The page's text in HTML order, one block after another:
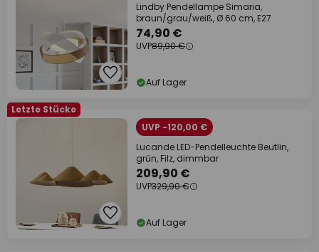
Lindby Pendellampe Simaria,
braun/grau/weiß, Ø 60 cm, E27
74,90 €
UVP89,90 €
Auf Lager
Letzte Stücke
UVP -120,00 €
Lucande LED-Pendelleuchte Beutlin,
grün, Filz, dimmbar
209,90 €
UVP329,90 €
Auf Lager